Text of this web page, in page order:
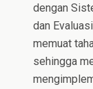
dengan
dan
memuat
sehingga